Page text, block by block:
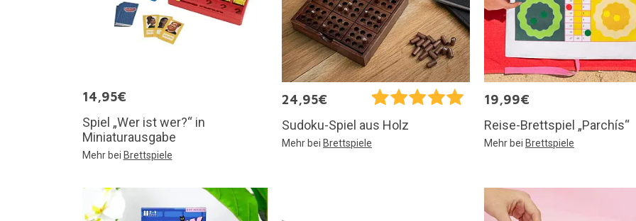
14,95€
Spiel „Wer ist wer?“ in
Miniaturausgabe
Mehr bei Brettspiele
24,95€
Sudoku-Spiel aus Holz
Mehr bei Brettspiele
19,99€
Reise-Brettspiel „Parchís“
Mehr bei Brettspiele